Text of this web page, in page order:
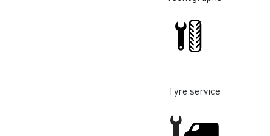
Tyre service